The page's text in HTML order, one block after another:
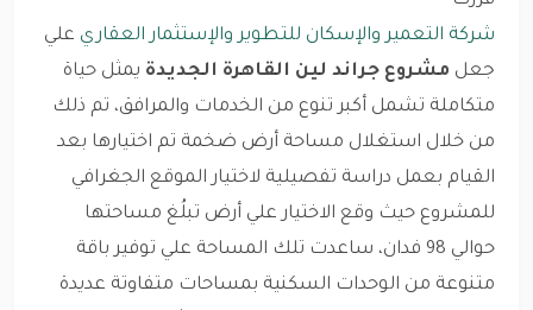
شركة التعمير والإسكان للتطوير والإستثمار العقاري علي
جعل مشروع جراند لين القاهرة الجديدة يمثل حياة
متكاملة تشمل أكبر تنوع من الخدمات والمرافق، تم ذلك
من خلال استغلال مساحة أرض ضخمة تم اختيارها بعد
القيام بعمل دراسة تفصيلية لاختيار الموقع الجغرافي
للمشروع حيث وقع الاختيار علي أرض تبلُغ مساحتها
حوالي 98 فدان، ساعدت تلك المساحة علي توفير باقة
متنوعة من الوحدات السكنية بمساحات متفاوتة عديدة